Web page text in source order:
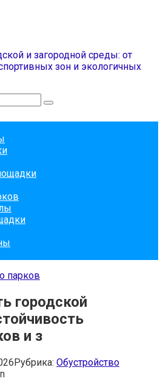
и загородной среды: от
зон и экологичных
парков
городской
и з
Рубрика: Обустройство